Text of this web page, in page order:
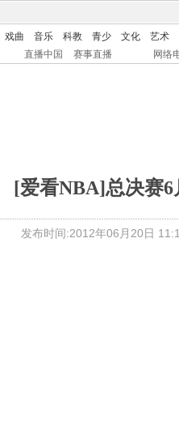
戏曲 音乐 科教 青少 文化
艺术
直播中国 赛事直播 网络
[爱看NBA]总决赛6
发布时间:2012年06月20日